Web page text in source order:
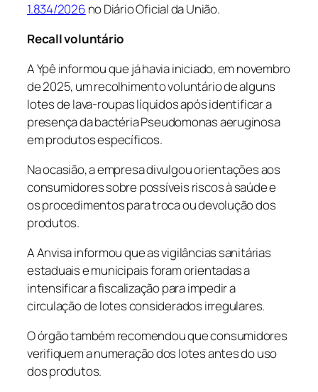
1.834/2026 noDiário Oficial da União.
Recall voluntário
A Ypê informou que já havia iniciado, em novembro
de 2025, um recolhimento voluntário de alguns
lotes de lava-roupas líquidos após identificar a
presença da bactériaPseudomonas aeruginosa
em produtos específicos.
Na ocasião, a empresa divulgou orientações aos
consumidores sobre possíveis riscos à saúde e
os procedimentos para troca ou devolução dos
produtos.
A Anvisa informou que as vigilâncias sanitárias
estaduais e municipais foram orientadas a
intensificar a fiscalização para impedir a
circulação de lotes considerados irregulares.
O órgão também recomendou que consumidores
verifiquem a numeração dos lotes antes do uso
dos produtos.